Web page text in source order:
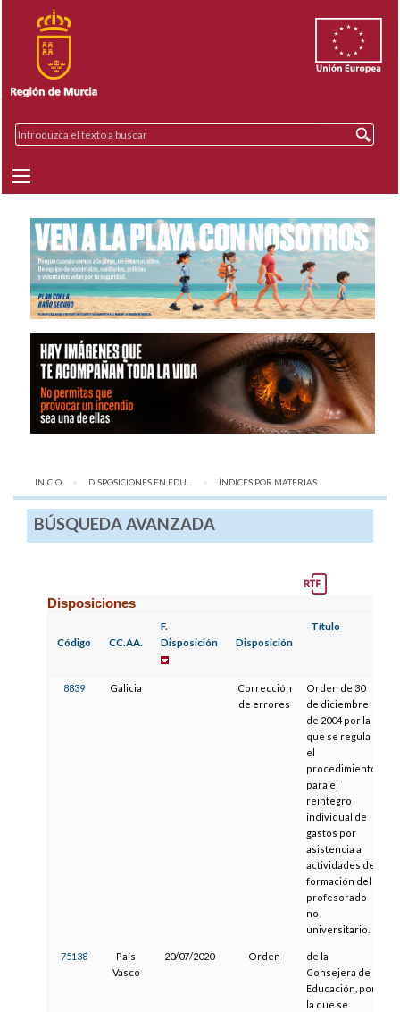
INICIO DISPOSICIONES EN EDU... AQUÍ:
ÍNDICES POR MATERIAS
BÚSQUEDA AVANZADA
Disposiciones
Código CC.AA.
F.
Disposición
Disposición
Título
8839 Galicia
Corrección
de errores
Orden de 30
de diciembre
de 2004 por la
que se regula
el
procedimiento
para el
reintegro
individual de
gastos por
asistencia a
actividades de
formación del
profesorado
no
universitario.
75138
País
Vasco
20/07/2020 Orden
de la
Consejera de
Educación, por
la que se